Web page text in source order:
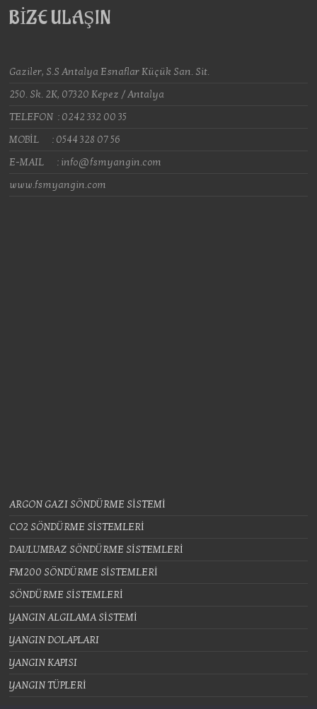
BİZE ULAŞIN
Gaziler, S.S Antalya Esnaflar Küçük San. Sit.
250. Sk. 2K, 07320 Kepez / Antalya
TELEFON : 0242 332 00 35
MOBİL : 0544 328 07 56
E-MAIL : info@fsmyangin.com
www.fsmyangin.com
ARGON GAZI SÖNDÜRME SİSTEMİ
CO2 SÖNDÜRME SİSTEMLERİ
DAVLUMBAZ SÖNDÜRME SİSTEMLERİ
FM200 SÖNDÜRME SİSTEMLERİ
SÖNDÜRME SİSTEMLERİ
YANGIN ALGILAMA SİSTEMİ
YANGIN DOLAPLARI
YANGIN KAPISI
YANGIN TÜPLERİ